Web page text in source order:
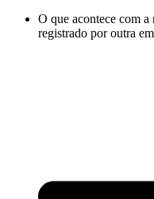
O que acontece com a
registrado por outra